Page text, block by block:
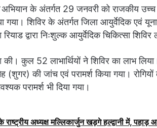
के अंतर्गत 29 जनवरी को राजकीय उच्च
गया। शिविर के अंतर्गत जिला आयुर्वेदिक एवं
द्वारा निःशुल्क आयुर्वेदिक चिकित्सा शिविर
कुल 52 लाभार्थियों ने शिविर का लाभ
की जांच एवं परामर्श किया गया।
परामर्श भी दिया गया।
अध्यक्ष मल्लिकार्जुन खड़गे हल्द्वानी में, पहाड़